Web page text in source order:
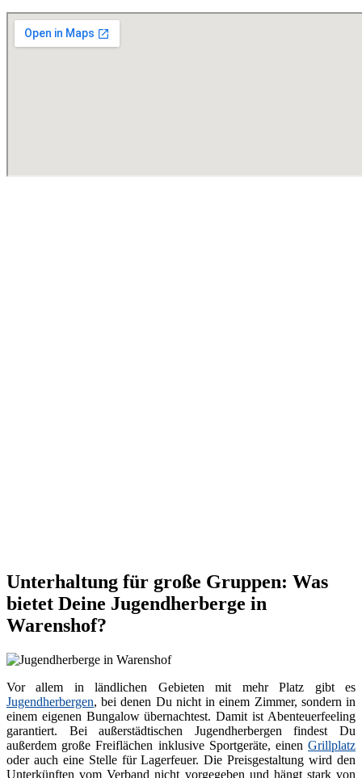
Unterhaltung für große Gruppen: Was
bietet Deine Jugendherberge in
Warenshof?
Vor allem in ländlichen Gebieten mit mehr Platz gibt es
Jugendherbergen, bei denen Du nicht in einem Zimmer, sondern in
einem eigenen Bungalow übernachtest. Damit ist Abenteuerfeeling
garantiert. Bei außerstädtischen Jugendherbergen findest Du
außerdem große Freiflächen inklusive Sportgeräte, einen Grillplatz
oder auch eine Stelle für Lagerfeuer. Die Preisgestaltung wird den
Unterkünften vom Verband nicht vorgegeben und hängt stark von